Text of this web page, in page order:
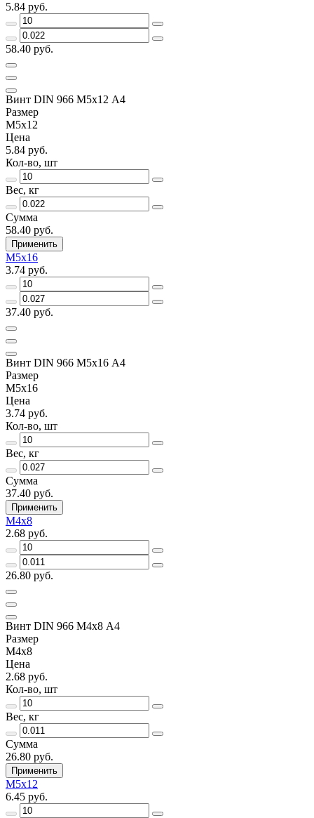
5.84 руб.
58.40 руб.
Винт DIN 966 М5х12 А4
Размер
М5х12
Цена
5.84 руб.
Кол-во, шт
Вес, кг
Сумма
58.40 руб.
Применить
М5х16
3.74 руб.
37.40 руб.
Винт DIN 966 М5х16 А4
Размер
М5х16
Цена
3.74 руб.
Кол-во, шт
Вес, кг
Сумма
37.40 руб.
Применить
М4х8
2.68 руб.
26.80 руб.
Винт DIN 966 М4х8 А4
Размер
М4х8
Цена
2.68 руб.
Кол-во, шт
Вес, кг
Сумма
26.80 руб.
Применить
М5х12
6.45 руб.